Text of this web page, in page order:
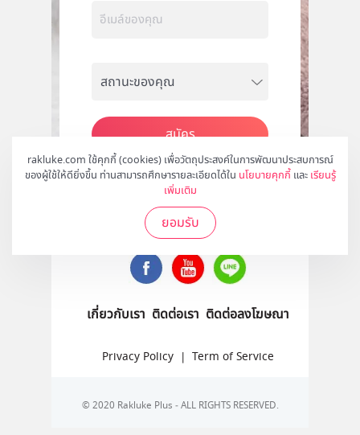
rakluke.com ใช้คุกกี้ (cookies) เพื่อวัตถุประสงค์ในการพัฒนาประสบการณ์
ของผู้ใช้ให้ดียิ่งขึ้น ท่านสามารถศึกษารายละเอียดได้ใน นโยบายคุกกี้ และ เรียนรู้
เพิ่มเติม
ยอมรับ
สมัคร
ติดตามเราได้ที่
เกี่ยวกับเรา ติดต่อเรา ติดต่อลงโฆษณา
Privacy Policy | Term of Service
© 2020 Rakluke Plus - ALL RIGHTS RESERVED.